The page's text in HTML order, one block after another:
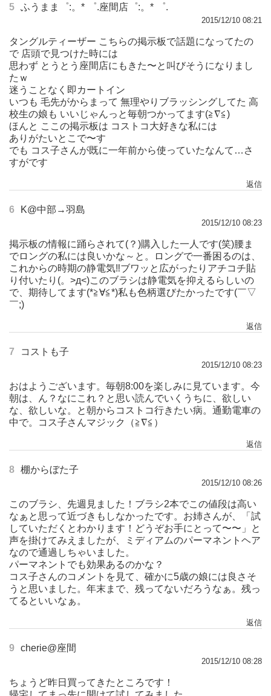
5 ふうまま゜:。* ゜.座間店゜:。* ゜.
2015/12/10 08:21
タングルティーザー こちらの掲示板で話題になってたの
で 店頭で見つけた時には
思わず とうとう座間店にもきた〜と叫びそうになりまし
たｗ
迷うことなく即カートイン
いつも 毛先がからまって 無理やりブラッシングしてた 高
校生の娘も いいじゃんっと毎朝つかってます(≧∇≦)
ほんと ここの掲示板は コストコ大好きな私には
ありがたいとこで〜す
でも コス子さんが既に一年前から使っていたなんて…さ
すがです
返信
6 K@中部→羽島
2015/12/10 08:23
掲示板の情報に踊らされて(？)購入した一人です(笑)腰ま
でロングの私には良いかな～と。ロングで一番困るのは、
これからの時期の静電気‼ブワッと広がったりアチコチ貼
り付いたり(。>д<)このブラシは静電気を抑えるらしいの
で、期待してます(*≧∀≦*)私も色柄選びたかったです(￣▽
￣;)
返信
7 コストも子
2015/12/10 08:23
おはようございます。毎朝8:00を楽しみに見ています。今
朝は、ん？なにこれ？と思い読んでいくうちに、欲しい
な、欲しいな。と朝からコストコ行きたい病。通勤電車の
中で。コス子さんマジック（≧∇≦）
返信
8 棚からぼた子
2015/12/10 08:26
このブラシ、先週見ました！ブラシ2本でこの値段は高い
なぁと思って近づきもしなかったです。お姉さんが、「試
していただくとわかります！どうぞお手にとって〜〜」と
声を掛けてみえましたが、ミディアムのパーマネントヘア
なので通過しちゃいました。
パーマネントでも効果あるのかな？
コス子さんのコメントを見て、確かに5歳の娘には良さそ
うと思いました。年末まで、残ってないだろうなぁ。残っ
てるといいなぁ。
返信
9 cherie@座間
2015/12/10 08:28
ちょうど昨日買ってきたところです！